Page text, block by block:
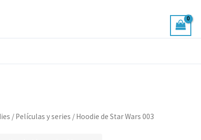
/ Películas y series / Hoodie de Star Wars 003